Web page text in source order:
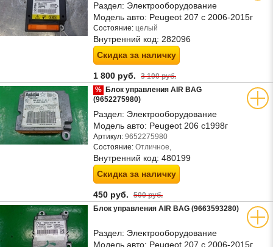
Раздел: Электрооборудование
Модель авто: Peugeot 207 с 2006-2015г
Состояние: целый
Внутренний код: 282096
Скидка за наличку
1 800 руб. 3 100 руб.
% Блок управления AIR BAG
(9652275980)
Раздел: Электрооборудование
Модель авто: Peugeot 206 с1998г
Артикул: 9652275980
Состояние: Отличное,
Внутренний код: 480199
Скидка за наличку
450 руб. 500 руб.
Блок управления AIR BAG (9663593280)
Раздел: Электрооборудование
Модель авто: Peugeot 207 с 2006-2015г